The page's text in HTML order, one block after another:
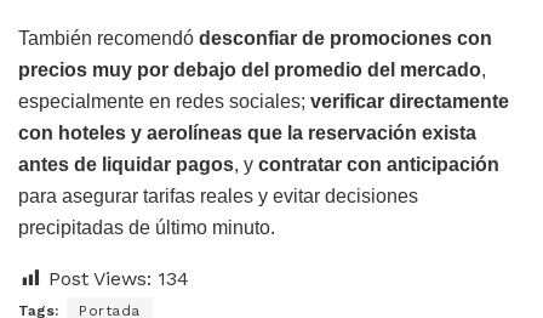
También recomendó desconfiar de promociones con
precios muy por debajo del promedio del mercado,
especialmente en redes sociales; verificar directamente
con hoteles y aerolíneas que la reservación exista
antes de liquidar pagos, y contratar con anticipación
para asegurar tarifas reales y evitar decisiones
precipitadas de último minuto.
Post Views: 134
Tags: Portada